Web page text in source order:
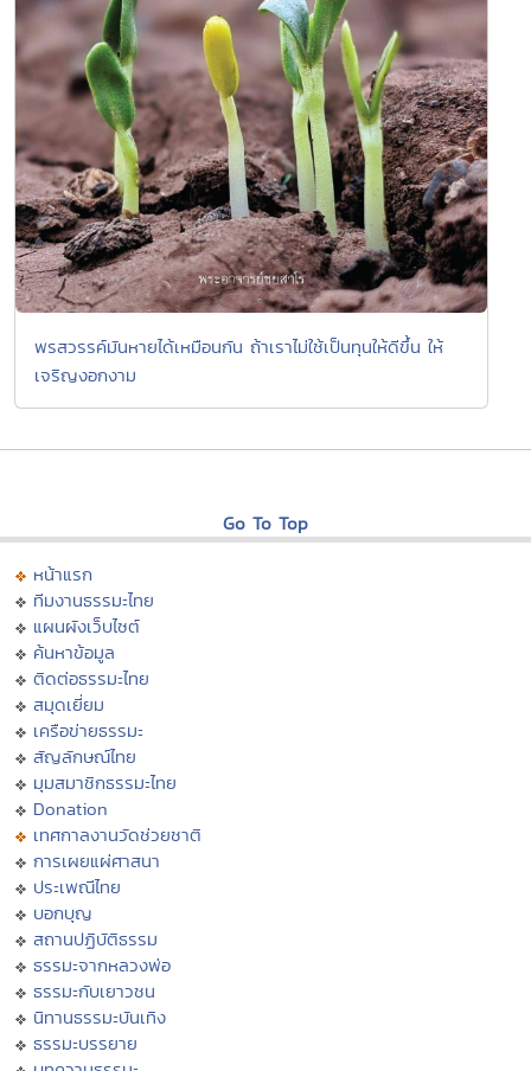
พรสวรรค์มันหายได้เหมือนกัน ถ้าเราไม่ใช้เป็นทุนให้ดีขึ้น ให้
เจริญงอกงาม
Go To Top
หน้าแรก
ทีมงานธรรมะไทย
แผนผังเว็บไซต์
ค้นหาข้อมูล
ติดต่อธรรมะไทย
สมุดเยี่ยม
เครือข่ายธรรมะ
สัญลักษณ์ไทย
มุมสมาชิกธรรมะไทย
Donation
เทศกาลงานวัดช่วยชาติ
การเผยแผ่ศาสนา
ประเพณีไทย
บอกบุญ
สถานปฏิบัติธรรม
ธรรมะจากหลวงพ่อ
ธรรมะกับเยาวชน
นิทานธรรมะบันเทิง
ธรรมะบรรยาย